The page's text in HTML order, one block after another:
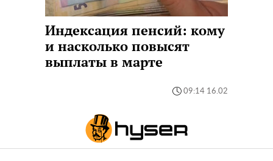
Индексация пенсий: кому
и насколько повысят
выплаты в марте
09:14 16.02